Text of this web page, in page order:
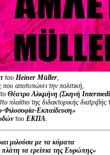
του Heiner Müller,
αποτυπώνει την πολιτική,
Θέατρο Αλκμήνη (Σκηνή
πλαίσιο της διδακτορικής διατριβής
Φιλοσοφία-Εκπαίδευση»
του ΕΚΠΑ.
μιλούσα με τα κύματα
τα ερείπια της Ευρώπης»